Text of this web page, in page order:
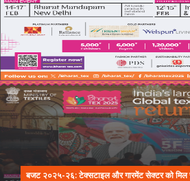
बजट २०२५-२६: टेक्सटाइल और गारमेंट सेक्टर को मिल